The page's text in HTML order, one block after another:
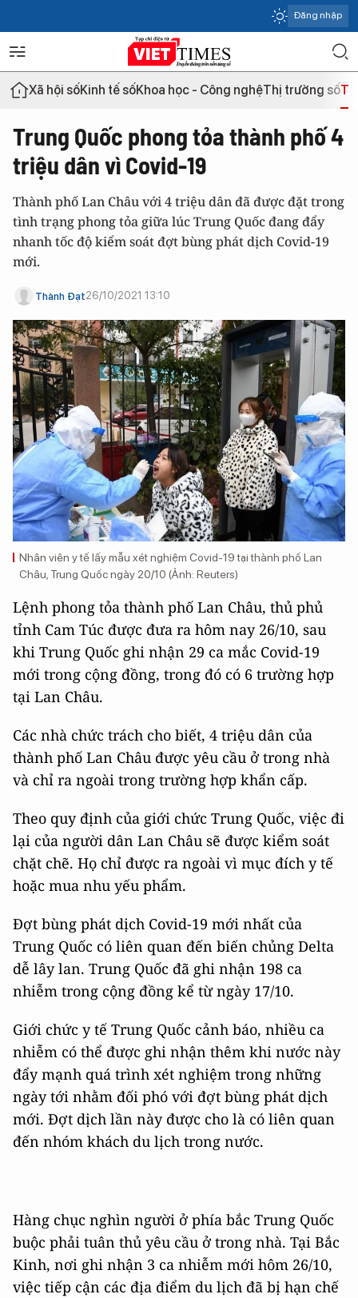
Đăng nhập
Xã hội sốKinh tế sốKhoa học - Công nghệThị trường số
Trung Quốc phong tỏa thành phố 4
triệu dân vì Covid-19
Thành phố Lan Châu với 4 triệu dân đã được đặt trong
tình trạng phong tỏa giữa lúc Trung Quốc đang đẩy
nhanh tốc độ kiểm soát đợt bùng phát dịch Covid-19
mới.
Thành Đạt26/10/2021 13:10
Nhân viên y tế lấy mẫu xét nghiệm Covid-19 tại thành phố Lan
Châu, Trung Quốc ngày 20/10 (Ảnh: Reuters)
Lệnh phong tỏa thành phố Lan Châu, thủ phủ
tỉnh Cam Túc được đưa ra hôm nay 26/10, sau
khi Trung Quốc ghi nhận 29 ca mắc Covid-19
mới trong cộng đồng, trong đó có 6 trường hợp
tại Lan Châu.
Các nhà chức trách cho biết, 4 triệu dân của
thành phố Lan Châu được yêu cầu ở trong nhà
và chỉ ra ngoài trong trường hợp khẩn cấp.
Theo quy định của giới chức Trung Quốc, việc đi
lại của người dân Lan Châu sẽ được kiểm soát
chặt chẽ. Họ chỉ được ra ngoài vì mục đích y tế
hoặc mua nhu yếu phẩm.
Đợt bùng phát dịch Covid-19 mới nhất của
Trung Quốc có liên quan đến biến chủng Delta
dễ lây lan. Trung Quốc đã ghi nhận 198 ca
nhiễm trong cộng đồng kể từ ngày 17/10.
Giới chức y tế Trung Quốc cảnh báo, nhiều ca
nhiễm có thể được ghi nhận thêm khi nước này
đẩy mạnh quá trình xét nghiệm trong những
ngày tới nhằm đối phó với đợt bùng phát dịch
mới. Đợt dịch lần này được cho là có liên quan
đến nhóm khách du lịch trong nước.
Hàng chục nghìn người ở phía bắc Trung Quốc
buộc phải tuân thủ yêu cầu ở trong nhà. Tại Bắc
Kinh, nơi ghi nhận 3 ca nhiễm mới hôm 26/10,
việc tiếp cận các địa điểm du lịch đã bị hạn chế